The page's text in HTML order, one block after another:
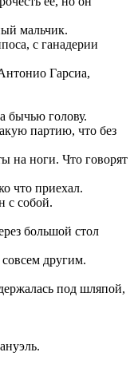
мальчик.
с ганадерии
Гарсиа,
бычью голову.
партию, что без
на ноги. Что говорят
что приехал.
с собой.
большой стол
другим.
под шляпой,